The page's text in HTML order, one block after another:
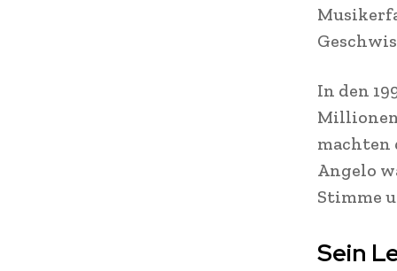
In den
machten
Angelo
Stimme
Sein